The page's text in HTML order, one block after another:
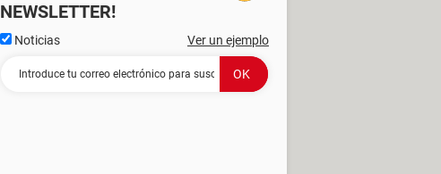
NEWSLETTER!
Noticias Ver un ejemplo